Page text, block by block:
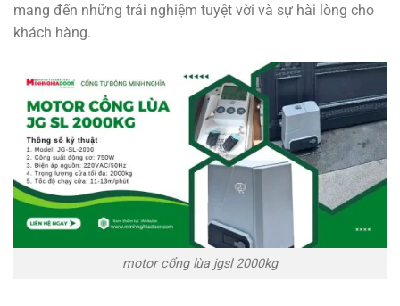
mang đến những trải nghiệm tuyệt vời và sự hài lòng cho
khách hàng.
motor cổng lùa jgsl 2000kg